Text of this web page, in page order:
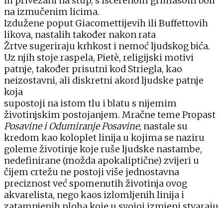
na izmučenim licima.
Izdužene poput Giacomettijevih ili Buffettovih
likova, nastalih također nakon rata
Žrtve sugeriraju krhkost i nemoć ljudskog bića.
Uz njih stoje raspela, Pietè, religijski motivi
patnje, također prisutni kod Striegla, kao
neizostavni, ali diskretni akord ljudske patnje
koja
supostoji na istom tlu i blatu s nijemim
životinjskim postojanjem. Mračne teme Propast
Posavine i OdumiranjePosavine, nastale su
kredom kao koloplet linija u kojima se naziru
goleme životinje koje ruše ljudske nastambe,
nedefinirane (možda apokaliptične) zvijeri u
čijem crtežu ne postoji više jednostavna
preciznost već spomenutihživotinja ovog
akvarelista, nego kaos izlomljenih linija i